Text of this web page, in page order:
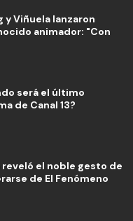
y Viñuela lanzaron
animador: "Con
será el último
de Canal 13?
el noble gesto de
de El Fenómeno